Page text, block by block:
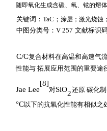
随即氧化生成含碳、氧、铉的熔
关键词： TaC ； 涂层；激光烧蚀
中图分类号： V 257 文献标识
C/C复合材料在高温和高速气
性能与 拓展应用范围的重要途
Jae Lee
[8]
对SiO2还原 碳化
°C以下的抗氧化性能有相似之